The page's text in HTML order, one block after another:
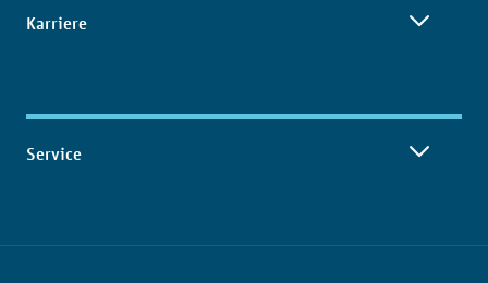
Karriere
Service